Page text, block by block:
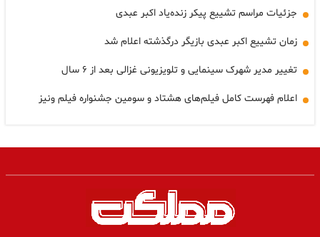
جزئیات مراسم تشییع پیکر زنده‌یاد اکبر عبدی
زمان تشییع اکبر عبدی بازیگر درگذشته اعلام شد
تغییر مدیر شهرک سینمایی و تلویزیونی غزالی بعد از ۶ سال
اعلام فهرست کامل فیلم‌های هشتاد و سومین جشنواره فیلم ونیز